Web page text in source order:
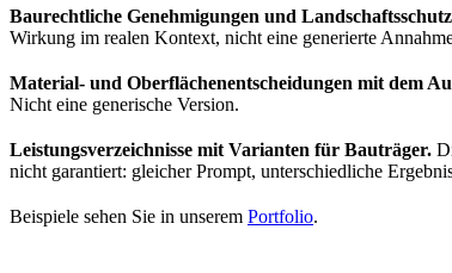
Baurechtliche Genehmigungen und
Wirkung im realen Kontext, nicht eine generierte
Material- und Oberflächenentscheidungen mit dem
Nicht eine generische Version.
Leistungsverzeichnisse mit Varianten für Bauträger.
nicht garantiert: gleicher Prompt, unterschiedliche
Beispiele sehen Sie in unserem Portfolio.